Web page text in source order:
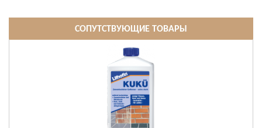
СОПУТСТВУЮЩИЕ ТОВАРЫ